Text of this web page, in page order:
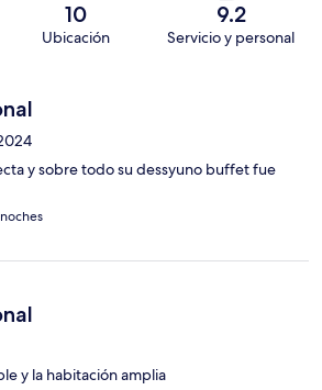
10
Ubicación
9.2
Servicio y personal
y sobre todo su dessyuno buffet fue
y la habitación amplia